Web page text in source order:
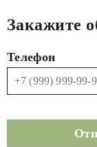
Закажите
Телефон